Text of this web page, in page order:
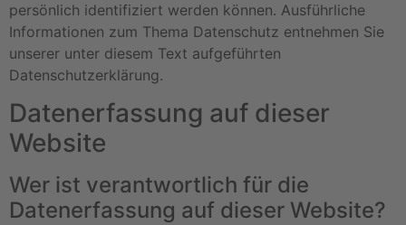
persönlich identifiziert werden können. Ausführliche
Informationen zum Thema Datenschutz entnehmen Sie
unserer unter diesem Text aufgeführten
Datenschutzerklärung.
Datenerfassung auf dieser
Website
Wer ist verantwortlich für die
Datenerfassung auf dieser Website?